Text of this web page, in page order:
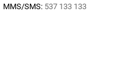
MMS/SMS: 537 133 133